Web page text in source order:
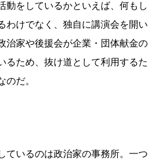
動をしているかといえば、何もし
わけでなく、独自に講演会を開い
治家や後援会が企業・団体献金の
るため、抜け道として利用するた
のだ。
ているのは政治家の事務所。一つ